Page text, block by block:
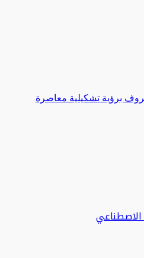
برؤية تشكيلية معاصرة
الاصطناعي